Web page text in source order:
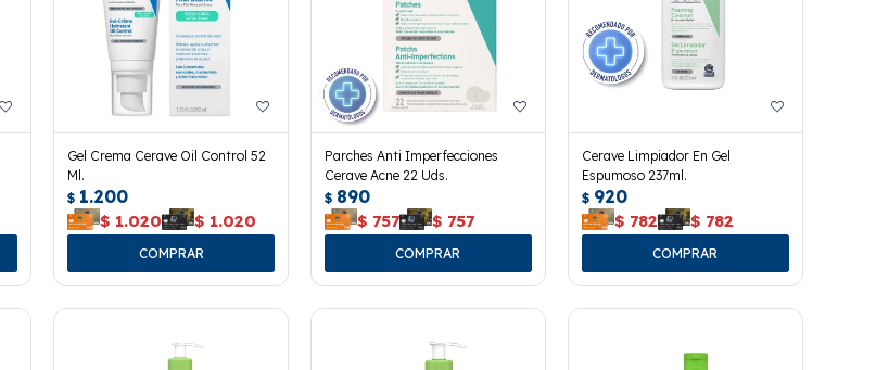
Gel Crema Cerave Oil Control 52
Ml.
$ 1.200
$ 1.020 $ 1.020
Parches Anti Imperfecciones
Cerave Acne 22 Uds.
$ 890
$ 757 $ 757
Cerave Limpiador En Gel
Espumoso 237ml.
$ 920
$ 782 $ 782